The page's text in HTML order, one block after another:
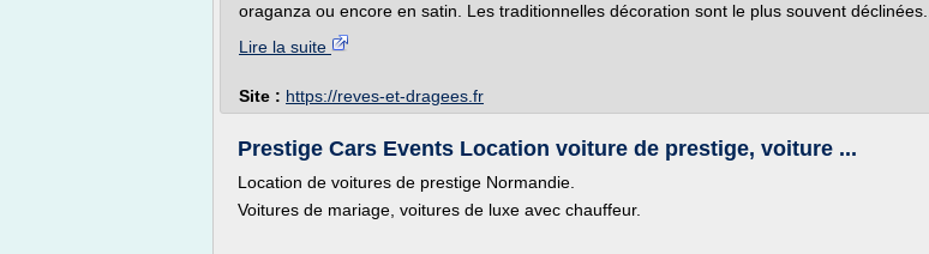
oraganza ou encore en satin. Les traditionnelles décoration sont le plus souvent déclinées...
Lire la suite
Site : https://reves-et-dragees.fr
Prestige Cars Events Location voiture de prestige, voiture ...
Location de voitures de prestige Normandie.
Voitures de mariage, voitures de luxe avec chauffeur.